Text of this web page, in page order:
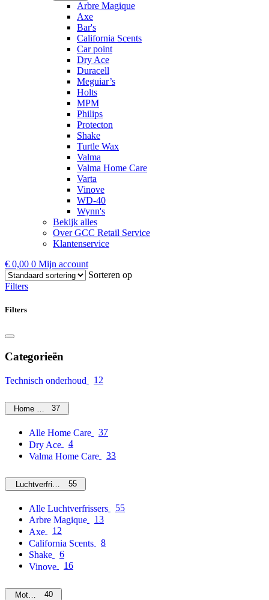
Arbre Magique
Axe
Bar's
California Scents
Car point
Dry Ace
Duracell
Meguiar’s
Holts
MPM
Philips
Protecton
Shake
Turtle Wax
Valma
Valma Home Care
Varta
Vinove
WD-40
Wynn's
Bekijk alles
Over GCC Retail Service
Klantenservice
€ 0,00 0 Mijn account
Sorteren op
Filters
Filters
Categorieën
Technisch onderhoud 12
Home Care37
Alle Home Care
37
Dry Ace
4
Valma Home Care
33
Luchtverfrissers55
Alle Luchtverfrissers
55
Arbre Magique
13
Axe
12
California Scents
8
Shake
6
Vinove
16
Motorolie40